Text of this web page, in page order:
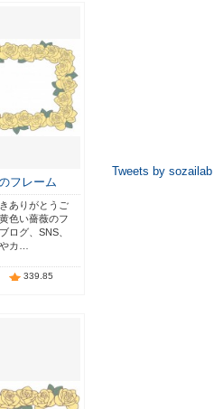
フレーム
ありがとうご
色い薔薇のフ
ログ、SNS、
カ…
339.85
Tweets by sozailab